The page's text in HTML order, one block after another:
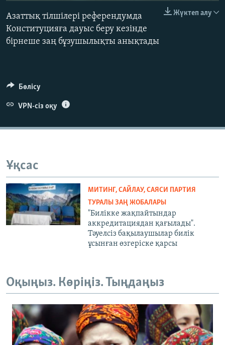
Auto 360p
Жүктеп алу
Азаттық тілшілері референдумда
Конституцияға дауыс беру кезінде
бірнеше заң бұзушылықты анықтады
Бөлісу
VPN-сіз оқу
Ұқсас
МИТИНГ, САЙЛАУ, САЯСИ ПАРТИЯ
ТУРАЛЫ ЗАҢ ЖОБАЛАРЫ
"Билікке жақпайтындар
аккредитациядан қағылады".
Тәуелсіз бақылаушылар билік
ұсынған өзгеріске қарсы
Оқыңыз. Көріңіз. Тыңдаңыз